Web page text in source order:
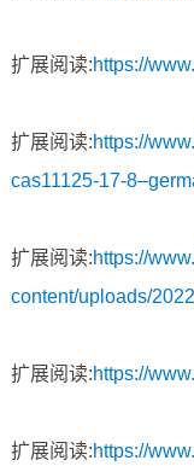
扩展阅读:https://
扩展阅读:https://
cas11125-17-
扩展阅读:https://
content/uploads/
扩展阅读:https://
扩展阅读:https://